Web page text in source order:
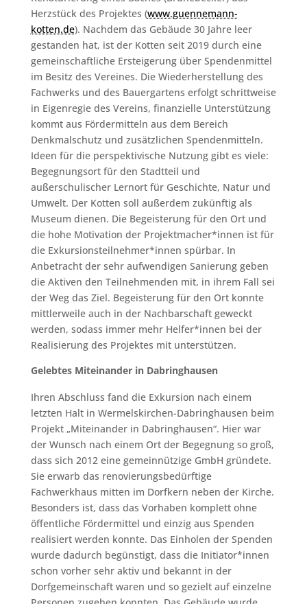
Herzstück des Projektes (www.guennemann-
kotten.de). Nachdem das Gebäude 30 Jahre leer
gestanden hat, ist der Kotten seit 2019 durch eine
gemeinschaftliche Ersteigerung über Spendenmittel
im Besitz des Vereines. Die Wiederherstellung des
Fachwerks und des Bauergartens erfolgt schrittweise
in Eigenregie des Vereins, finanzielle Unterstützung
kommt aus Fördermitteln aus dem Bereich
Denkmalschutz und zusätzlichen Spendenmitteln.
Ideen für die perspektivische Nutzung gibt es viele:
Begegnungsort für den Stadtteil und
außerschulischer Lernort für Geschichte, Natur und
Umwelt. Der Kotten soll außerdem zukünftig als
Museum dienen. Die Begeisterung für den Ort und
die hohe Motivation der Projektmacher*innen ist für
die Exkursionsteilnehmer*innen spürbar. In
Anbetracht der sehr aufwendigen Sanierung geben
die Aktiven den Teilnehmenden mit, in ihrem Fall sei
der Weg das Ziel. Begeisterung für den Ort konnte
mittlerweile auch in der Nachbarschaft geweckt
werden, sodass immer mehr Helfer*innen bei der
Realisierung des Projektes mit unterstützen.
Gelebtes Miteinander in Dabringhausen
Ihren Abschluss fand die Exkursion nach einem
letzten Halt in Wermelskirchen-Dabringhausen beim
Projekt „Miteinander in Dabringhausen“. Hier war
der Wunsch nach einem Ort der Begegnung so groß,
dass sich 2012 eine gemeinnützige GmbH gründete.
Sie erwarb das renovierungsbedürftige
Fachwerkhaus mitten im Dorfkern neben der Kirche.
Besonders ist, dass das Vorhaben komplett ohne
öffentliche Fördermittel und einzig aus Spenden
realisiert werden konnte. Das Einholen der Spenden
wurde dadurch begünstigt, dass die Initiator*innen
schon vorher sehr aktiv und bekannt in der
Dorfgemeinschaft waren und so gezielt auf einzelne